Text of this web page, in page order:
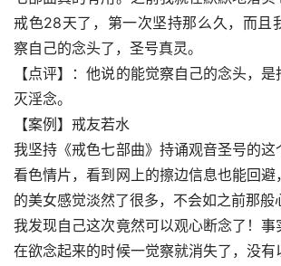
戒色28天了，第一次坚持那么久，而且
察自己的念头了，圣号真灵。
【点评】：他说的能觉察自己的念头，
灭淫念。
【案例】戒友若水
我坚持《戒色七部曲》持诵观音圣号的
看色情片，看到网上的擦边信息也能回避
的美女感觉淡然了很多，不会如之前那般
我发现自己这次竟然可以观心断念了！事
在欲念起来的时候一觉察就消失了，没